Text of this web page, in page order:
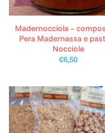
Madernocciola –
Pera Madernassa e
Nocciole
€6,50